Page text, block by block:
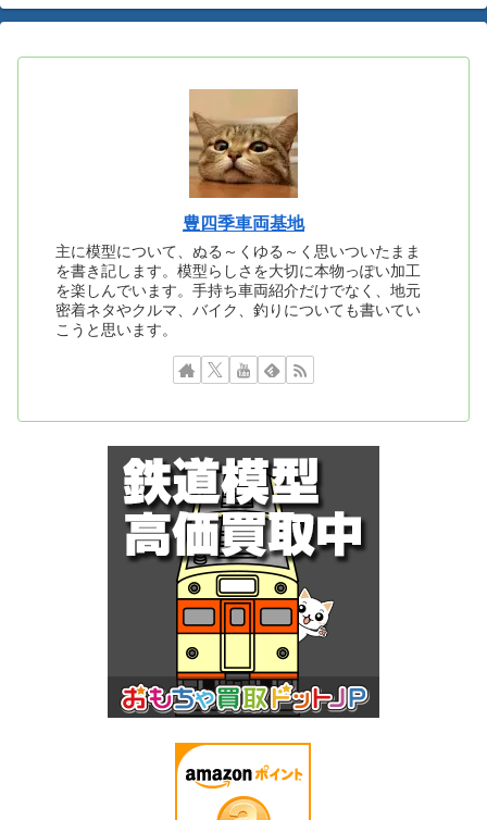
豊四季車両基地
主に模型について、ぬる～くゆる～く思いついたまま
を書き記します。模型らしさを大切に本物っぽい加工
を楽しんでいます。手持ち車両紹介だけでなく、地元
密着ネタやクルマ、バイク、釣りについても書いてい
こうと思います。